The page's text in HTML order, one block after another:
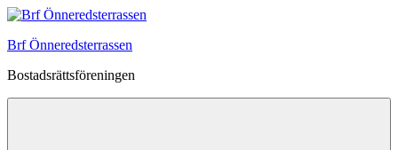
Hoppa
innehåll
Brf Önneredsterrassen
Bostadsrättsföreningen